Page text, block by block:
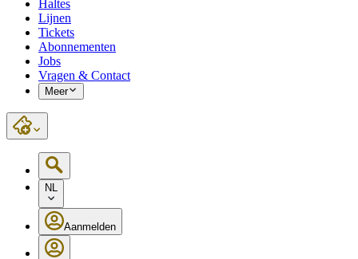
Haltes
Lijnen
Tickets
Abonnementen
Jobs
Vragen & Contact
Meer
NL
Aanmelden